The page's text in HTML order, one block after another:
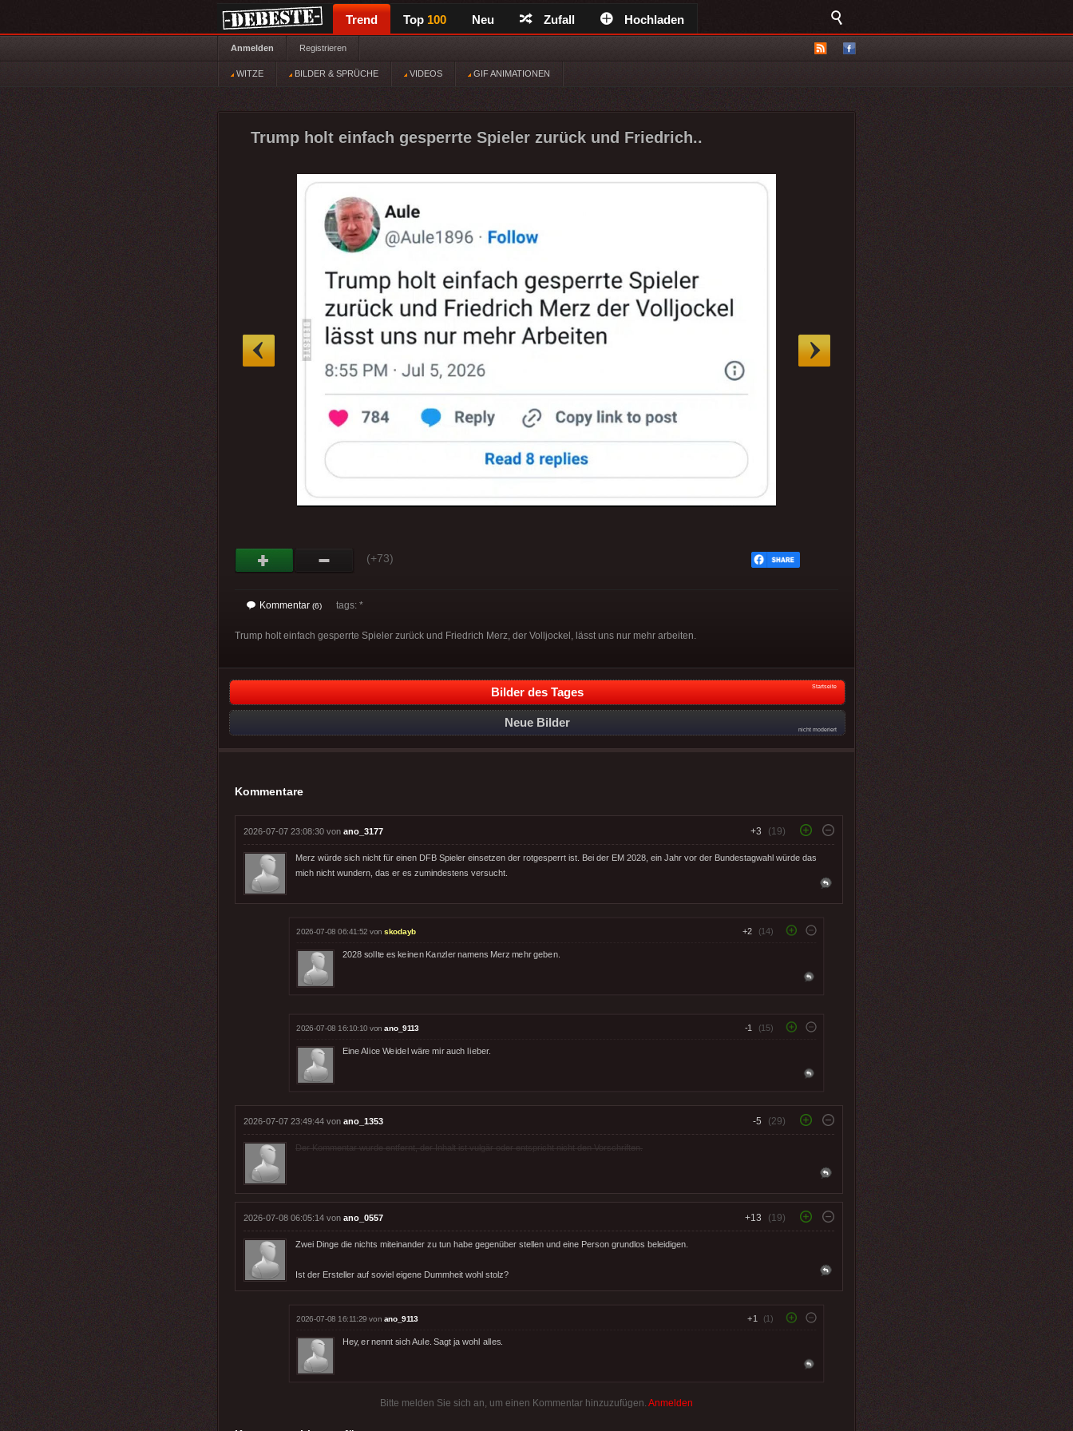
Trend Top 100 Neu Zufall Hochladen
Anmelden Registrieren
WITZE BILDER & SPRÜCHE VIDEOS GIF ANIMATIONEN
Trump holt einfach gesperrte Spieler zurück und Friedrich..
(+73)
Kommentar (6) tags: *
Trump holt einfach gesperrte Spieler zurück und Friedrich Merz, der Volljockel, lässt uns nur mehr arbeiten.
Bilder des Tages Startseite
Neue Bilder
nicht moderiert
Kommentare
2026-07-07 23:08:30 von ano_3177 +3 (19)
Merz würde sich nicht für einen DFB Spieler einsetzen der rotgesperrt ist. Bei der EM 2028, ein Jahr vor der Bundestagwahl würde das
mich nicht wundern, das er es zumindestens versucht.
2026-07-08 06:41:52 vonskodayb +2 (14)
2028 sollte es keinen Kanzler namens Merz mehr geben.
2026-07-08 16:10:10 vonano_9113 -1 (15)
Eine Alice Weidel wäre mir auch lieber.
2026-07-07 23:49:44 von ano_1353 -5 (29)
Der Kommentar wurde entfernt, der Inhalt ist vulgär oder entspricht nicht den Vorschriften.
2026-07-08 06:05:14 von ano_0557 +13 (19)
Zwei Dinge die nichts miteinander zu tun habe gegenüber stellen und eine Person grundlos beleidigen.
Ist der Ersteller auf soviel eigene Dummheit wohl stolz?
2026-07-08 16:11:29 von ano_9113 +1 (1)
Hey, er nennt sich Aule. Sagt ja wohl alles.
Bitte melden Sie sich an, um einen Kommentar hinzuzufügen. Anmelden